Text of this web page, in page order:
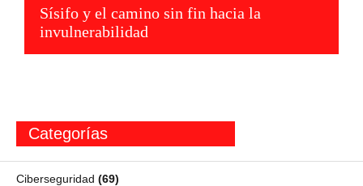
Sísifo y el camino sin fin hacia la
invulnerabilidad
Categorías
Ciberseguridad (69)